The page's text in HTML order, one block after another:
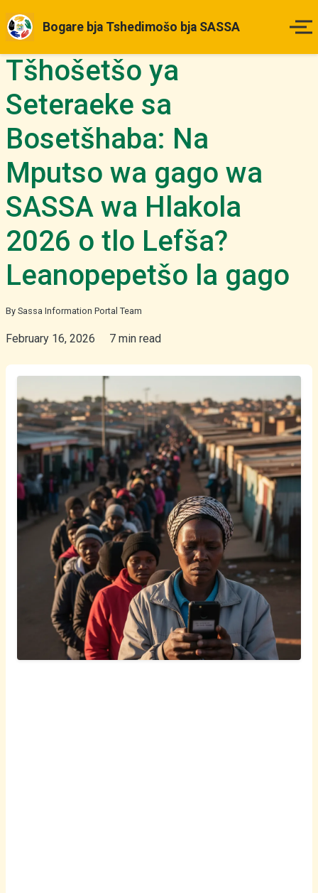
Bogare bja Tshedimošo bja SASSA
Legae
Matšatšikgwedi a Tefo
Ditlhahlo tša Maemo
Ka Fao o ka Dirago Kgopelo
Diboipiletšo
Ditaba & Dikgakollo
Tše Dingwe
Sepedi
Tšhošetšo ya
Seteraeke sa
Bosetšhaba: Na
Mputso wa gago wa
SASSA wa Hlakola
2026 o tlo Lefša?
Leanopepetšo la gago
By Sassa Information Portal Team
February 16, 2026 7 min read